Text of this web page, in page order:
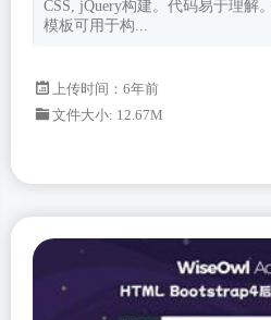
CSS, jQuery构建。代码易于理解
模板可用于构...
上传时间：6年前
文件大小: 12.67M